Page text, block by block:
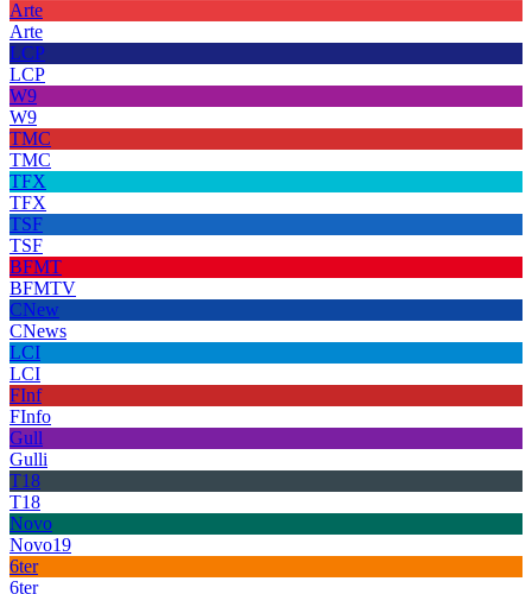
Arte
Arte
LCP
LCP
W9
W9
TMC
TMC
TFX
TFX
TSF
TSF
BFMT
BFMTV
CNew
CNews
LCI
LCI
FInf
FInfo
Gull
Gulli
T18
T18
Novo
Novo19
6ter
6ter